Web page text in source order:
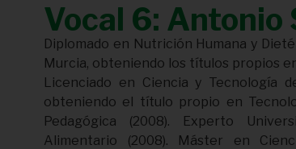
Vocal 6: Antonio
Diplomado en Nutrición Humana y
Murcia, obteniendo los títulos propios
Licenciado en Ciencia y Tecnología
obteniendo el título propio en
Pedagógica (2008). Experto
Alimentario (2008). Máster en